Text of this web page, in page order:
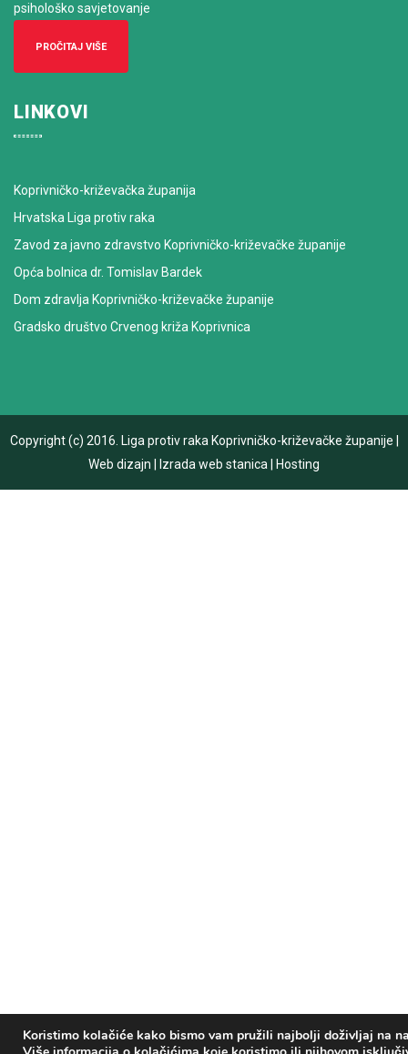
Koristimo kolačiće kako bismo vam pružili najbolji doživljaj na
psihološko savjetovanje
PROČITAJ VIŠE
LINKOVI
Koprivničko-križevačka županija
Hrvatska Liga protiv raka
Zavod za javno zdravstvo Koprivničko-križevačke županije
Opća bolnica dr. Tomislav Bardek
Dom zdravlja Koprivničko-križevačke županije
Gradsko društvo Crvenog križa Koprivnica
Copyright (c) 2016. Liga protiv raka Koprivničko-križevačke županije
Web dizajn
Izrada web stanica Hosting